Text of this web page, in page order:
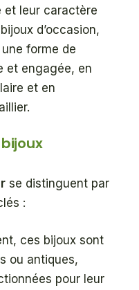
et leur caractère
d’occasion,
forme de
et engagée, en
et en
se distinguent par
:
ces bijoux sont
ou antiques,
pour leur